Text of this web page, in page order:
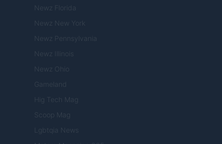
Newz Florida
Newz New York
Newz Pennsylvania
Newz Illinois
Newz Ohio
Gameland
Hig Tech Mag
Scoop Mag
Lgbtqia News